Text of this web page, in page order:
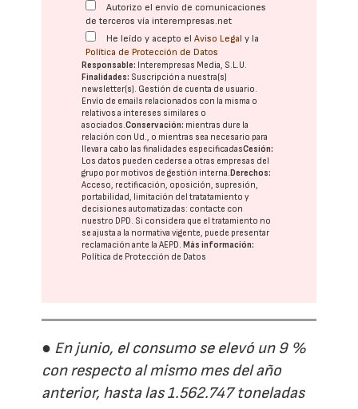
Autorizo el envío de comunicaciones
de terceros vía interempresas.net
He leído y acepto elAviso Legal y la
Política de Protección de Datos
Responsable: Interempresas Media, S.L.U.
Finalidades: Suscripción a nuestra(s)
newsletter(s). Gestión de cuenta de usuario.
Envío de emails relacionados con la misma o
relativos a intereses similares o
asociados.Conservación: mientras dure la
relación con Ud., o mientras sea necesario para
llevar a cabo las finalidades especificadasCesión:
Los datos pueden cederse a otras empresas del
grupo por motivos de gestión interna.Derechos:
Acceso, rectificación, oposición, supresión,
portabilidad, limitación del tratatamiento y
decisiones automatizadas: contacte con
nuestro DPD. Si considera que el tratamiento no
se ajusta a la normativa vigente, puede presentar
reclamación ante laAEPD.Más información:
Política de Protección de Datos
● En junio, el consumo se elevó un 9 %
con respecto al mismo mes del año
anterior, hasta las 1.562.747 toneladas